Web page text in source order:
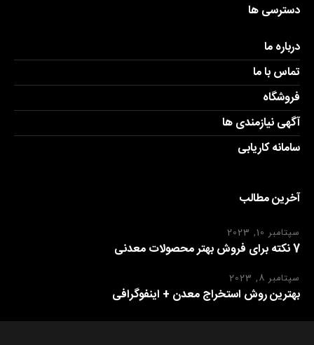
دسترسی ها
درباره ما
تماس با ما
فروشگاه
آگهی نیازمندی ها
سامانه کاریابی
آخرین مطالب
سپتامبر 10, 2023
7 نکته برای فروش بهتر محصولات معدنی
سپتامبر 8, 2023
بهترین روش استخراج معدن + اینفوگرافی